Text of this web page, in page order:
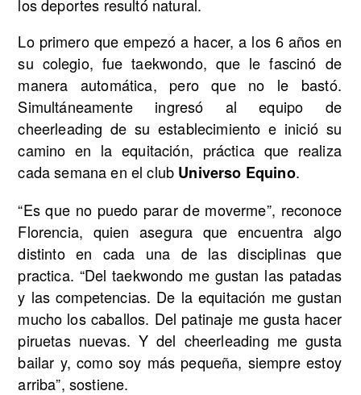
los deportes resultó natural.
Lo primero que empezó a hacer, a los 6 años en
su colegio, fue taekwondo, que le fascinó de
manera automática, pero que no le bastó.
Simultáneamente ingresó al equipo de
cheerleading de su establecimiento e inició su
camino en la equitación, práctica que realiza
cada semana en el club Universo Equino.
“Es que no puedo parar de moverme”, reconoce
Florencia, quien asegura que encuentra algo
distinto en cada una de las disciplinas que
practica. “Del taekwondo me gustan las patadas
y las competencias. De la equitación me gustan
mucho los caballos. Del patinaje me gusta hacer
piruetas nuevas. Y del cheerleading me gusta
bailar y, como soy más pequeña, siempre estoy
arriba”, sostiene.